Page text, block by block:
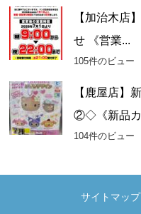
【加治木店
せ 《営業...
105件のビュー
【鹿屋店】
②◇《新品カ
104件のビュー
サイトマップ